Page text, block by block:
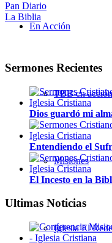
En Acción
TBB en acción
Misiones
Iglesia El
Pan Diario
La Biblia
Sermones Recientes
Dios guardó mi
Entendiendo el
El Incesto en la
Ultimas Noticias